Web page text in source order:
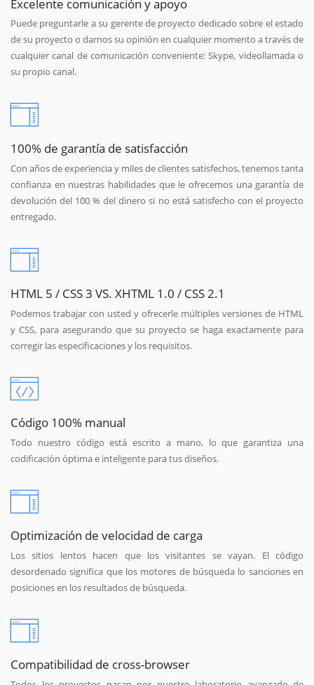
Puede preguntarle a su gerente de proyecto dedicado sobre el estado
de su proyecto o darnos su opinión en cualquier momento a través de
cualquier canal de comunicación conveniente: Skype, videollamada o
su propio canal.
100% de garantía de satisfacción
Con años de experiencia y miles de clientes satisfechos, tenemos tanta
confianza en nuestras habilidades que le ofrecemos una garantía de
devolución del 100 % del dinero si no está satisfecho con el proyecto
entregado.
HTML 5 / CSS 3 VS. XHTML 1.0 / CSS 2.1
Podemos trabajar con usted y ofrecerle múltiples versiones de HTML
y CSS, para asegurando que su proyecto se haga exactamente para
corregir las especificaciones y los requisitos.
Código 100% manual
Todo nuestro código está escrito a mano, lo que garantiza una
codificación óptima e inteligente para tus diseños.
Optimización de velocidad de carga
Los sitios lentos hacen que los visitantes se vayan. El código
desordenado significa que los motores de búsqueda lo sanciones en
posiciones en los resultados de búsqueda.
Compatibilidad de cross-browser